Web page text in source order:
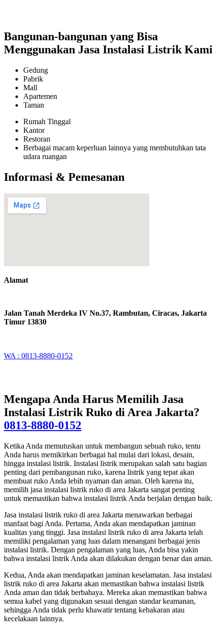
Bangunan-bangunan yang Bisa
Menggunakan Jasa Instalasi Listrik Kami
Gedung
Pabrik
Mall
Apartemen
Taman
Rumah Tinggal
Kantor
Restoran
Berbagai macam keperluan lainnya yang membutuhkan tata
udara ruangan
Informasi & Pemesanan
Alamat
Jalan Tanah Merdeka IV No.37, Rambutan, Ciracas, Jakarta
Timur 13830
WA : 0813-8880-0152
Mengapa Anda Harus Memilih Jasa
Instalasi Listrik Ruko di Area Jakarta?
0813-8880-0152
Ketika Anda memutuskan untuk membangun sebuah ruko, tentu
Anda harus memikirkan berbagai hal mulai dari lokasi, desain,
hingga instalasi listrik. Instalasi listrik merupakan salah satu bagian
penting dari pembangunan ruko, karena listrik yang tepat akan
membuat ruko Anda lebih nyaman dan aman. Oleh karena itu,
memilih jasa instalasi listrik ruko di area Jakarta sangat penting
untuk memastikan bahwa instalasi listrik Anda berjalan dengan baik.
Jasa instalasi listrik ruko di area Jakarta menawarkan berbagai
manfaat bagi Anda. Pertama, Anda akan mendapatkan jaminan
kualitas yang tinggi. Jasa instalasi listrik ruko di area Jakarta telah
memiliki pengalaman yang luas dalam menangani berbagai jenis
instalasi listrik. Dengan pengalaman yang luas, Anda bisa yakin
bahwa instalasi listrik Anda akan dilakukan dengan benar dan aman.
Kedua, Anda akan mendapatkan jaminan keselamatan. Jasa instalasi
listrik ruko di area Jakarta akan memastikan bahwa instalasi listrik
Anda aman dan tidak berbahaya. Mereka akan memastikan bahwa
semua kabel yang digunakan sesuai dengan standar keamanan,
sehingga Anda tidak perlu khawatir tentang kebakaran atau
kecelakaan lainnya.